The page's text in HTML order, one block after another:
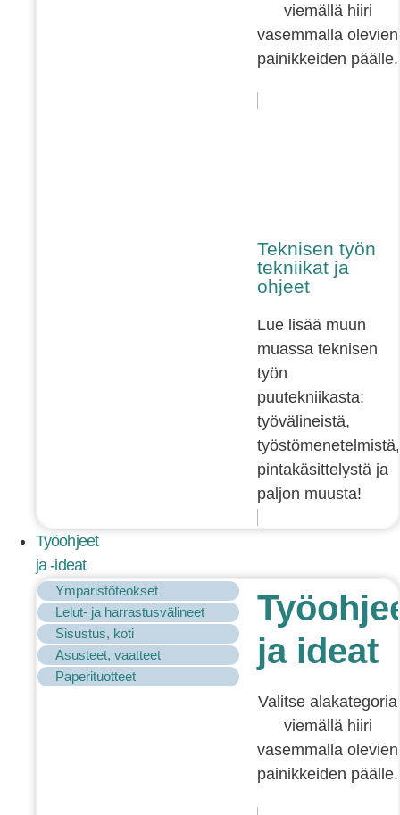
viemällä hiiri
vasemmalla olevien
painikkeiden päälle.
Teknisen työn
tekniikat ja
ohjeet
Lue lisää muun
muassa teknisen
työn
puutekniikasta;
työvälineistä,
työstömenetelmistä,
pintakäsittelystä ja
paljon muusta!
Työohjeet
ja -ideat
Ymparistöteokset
Lelut- ja harrastusvälineet
Sisustus, koti
Asusteet, vaatteet
Paperituotteet
ja ideat
Valitse alakategoria
viemällä hiiri
vasemmalla olevien
painikkeiden päälle.